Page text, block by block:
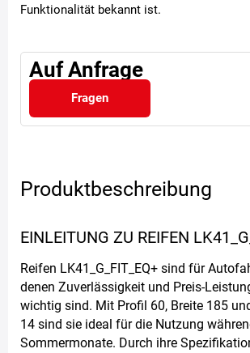
Funktionalität bekannt ist.
Auf Anfrage
Fragen
Produktbeschreibung
EINLEITUNG ZU REIFEN
Reifen LK41_G_FIT_EQ+ sind für
denen Zuverlässigkeit und Preis-
wichtig sind. Mit Profil 60, Breite 185
14 sind sie ideal für die Nutzung
Sommermonate. Durch ihre